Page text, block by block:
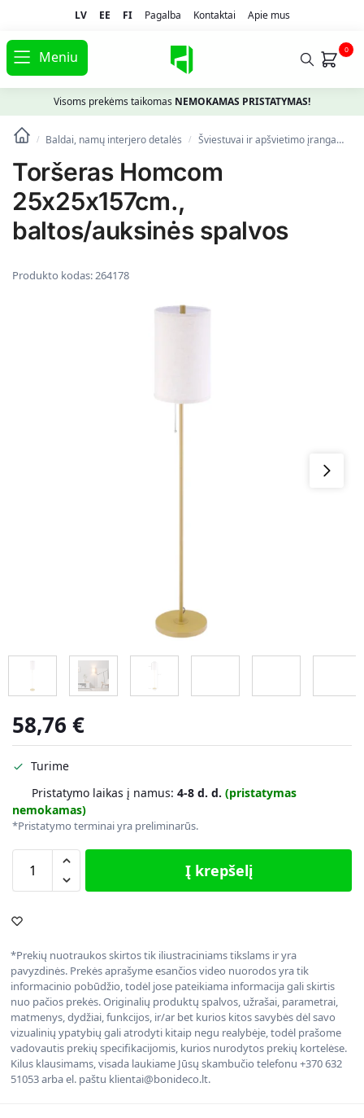
LV EE FI Pagalba Kontaktai Apie mus
Meniu 0
Visoms prekėms taikomas NEMOKAMAS PRISTATYMAS!
/ Baldai, namų interjero detalės / Šviestuvai ir apšvietimo įranga
Toršeras Homcom
25x25x157cm.,
baltos/auksinės spalvos
Produkto kodas:264178
58,76 €
Turime
Pristatymo laikas į namus: 4-8 d. d. (pristatymas
nemokamas)
*Pristatymo terminai yra preliminarūs.
Į krepšelį
*Prekių nuotraukos skirtos tik iliustraciniams tikslams ir yra
pavyzdinės. Prekės aprašyme esančios video nuorodos yra tik
informacinio pobūdžio, todėl jose pateikiama informacija gali skirtis
nuo pačios prekės. Originalių produktų spalvos, užrašai, parametrai,
matmenys, dydžiai, funkcijos, ir/ar bet kurios kitos savybės dėl savo
vizualinių ypatybių gali atrodyti kitaip negu realybėje, todėl prašome
vadovautis prekių specifikacijomis, kurios nurodytos prekių kortelėse.
Kilus klausimams, visada laukiame Jūsų skambučio telefonu +370 632
51053 arba el. paštu klientai@bonideco.lt.